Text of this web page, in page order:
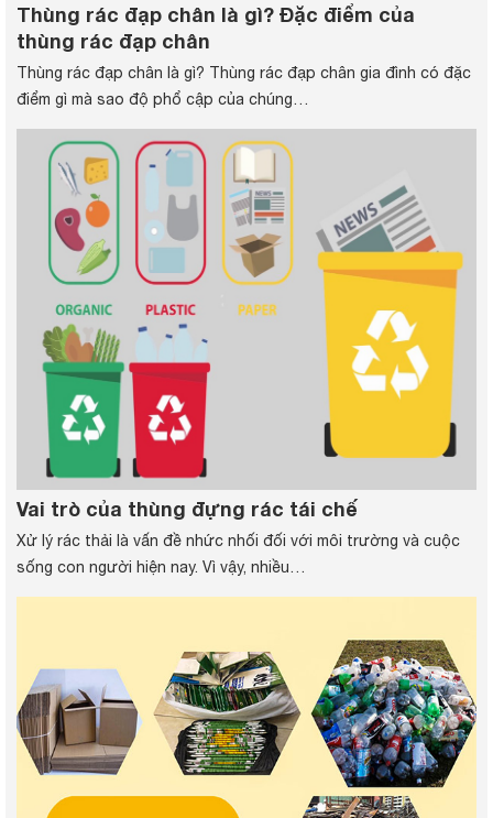
Thùng rác đạp chân là gì? Đặc điểm của
thùng rác đạp chân
Thùng rác đạp chân là gì? Thùng rác đạp chân gia đình có đặc
điểm gì mà sao độ phổ cập của chúng…
Vai trò của thùng đựng rác tái chế
Xử lý rác thải là vấn đề nhức nhối đối với môi trường và cuộc
sống con người hiện nay. Vì vậy, nhiều…